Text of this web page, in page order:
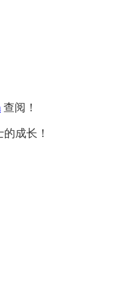
查阅！
成长！